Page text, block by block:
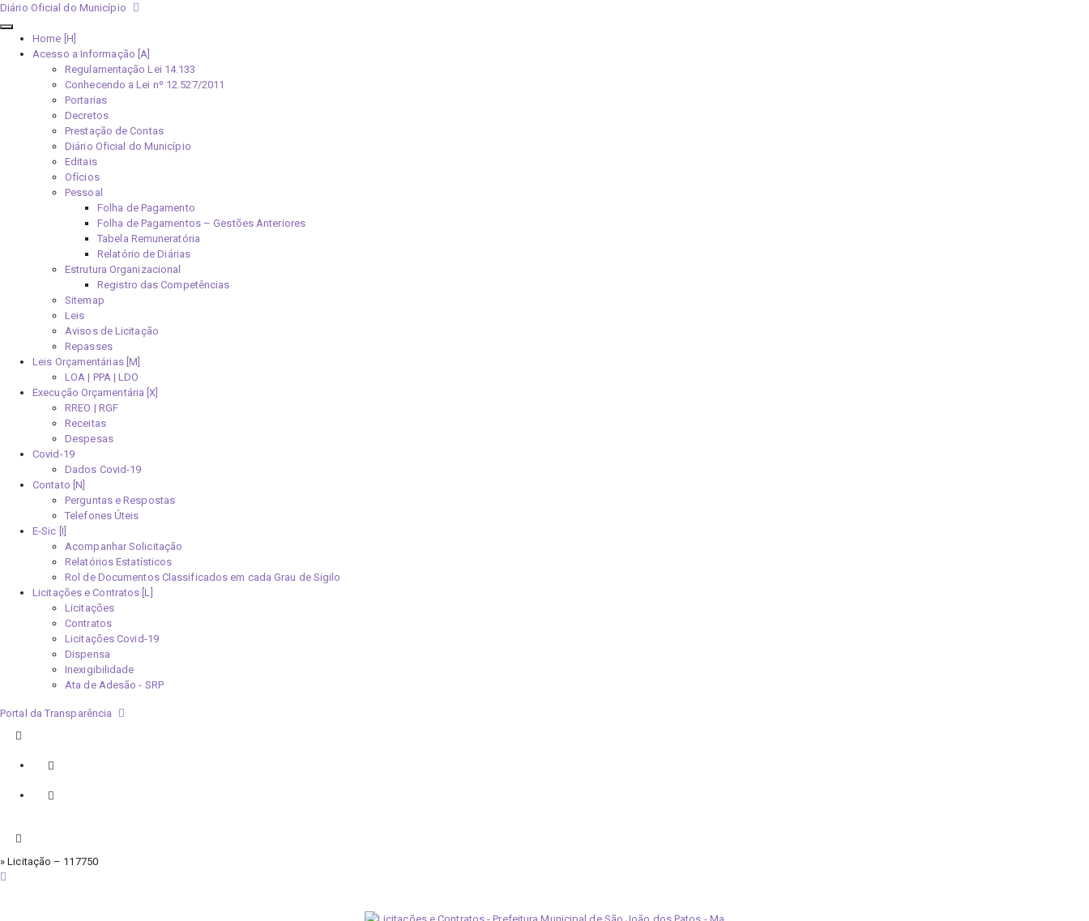
Diário Oficial do Município
Home [H]
Acesso a Informação [A]
Regulamentação Lei 14.133
Conhecendo a Lei nº 12.527/2011
Portarias
Decretos
Prestação de Contas
Diário Oficial do Município
Editais
Ofícios
Pessoal
Folha de Pagamento
Folha de Pagamentos – Gestões Anteriores
Tabela Remuneratória
Relatório de Diárias
Estrutura Organizacional
Registro das Competências
Sitemap
Leis
Avisos de Licitação
Repasses
Leis Orçamentárias [M]
LOA | PPA | LDO
Execução Orçamentária [X]
RREO | RGF
Receitas
Despesas
Covid-19
Dados Covid-19
Contato [N]
Perguntas e Respostas
Telefones Úteis
E-Sic [I]
Acompanhar Solicitação
Relatórios Estatísticos
Rol de Documentos Classificados em cada Grau de Sigilo
Licitações e Contratos [L]
Licitações
Contratos
Licitações Covid-19
Dispensa
Inexigibilidade
Ata de Adesão - SRP
Portal da Transparência
» Licitação – 117750